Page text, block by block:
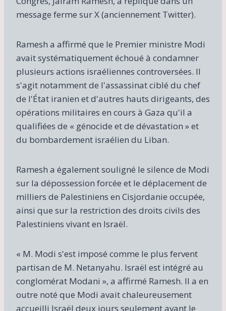
message ferme sur X (anciennement Twitter).
Ramesh a affirmé que le Premier ministre Modi
avait systématiquement échoué à condamner
plusieurs actions israéliennes controversées. Il
s'agit notamment de l'assassinat ciblé du chef
de l'État iranien et d'autres hauts dirigeants, des
opérations militaires en cours à Gaza qu'il a
qualifiées de « génocide et de dévastation » et
du bombardement israélien du Liban.
Ramesh a également souligné le silence de Modi
sur la dépossession forcée et le déplacement de
milliers de Palestiniens en Cisjordanie occupée,
ainsi que sur la restriction des droits civils des
Palestiniens vivant en Israël.
« M. Modi s'est imposé comme le plus fervent
partisan de M. Netanyahu. Israël est intégré au
conglomérat Modani », a affirmé Ramesh. Il a en
outre noté que Modi avait chaleureusement
accueilli Israël deux jours seulement avant le